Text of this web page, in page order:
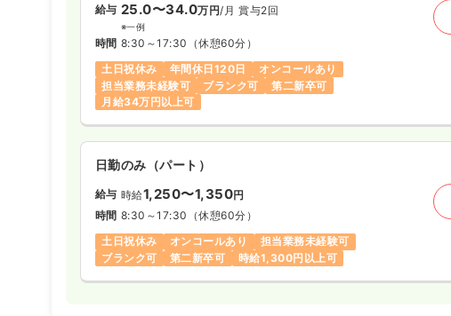
給与 25.0〜34.0万円/月 賞与2回
※一例
時間 8:30～17:30 （休憩60分）
土日祝休み
年間休日120日
オンコールあり
担当業務未経験可
ブランク可
第二新卒可
月給34万円以上可
日勤のみ（パート）
給与 時給1,250〜1,350円
時間 8:30～17:30 （休憩60分）
土日祝休み
オンコールあり
担当業務未経験可
ブランク可
第二新卒可 時給1,300円以上可